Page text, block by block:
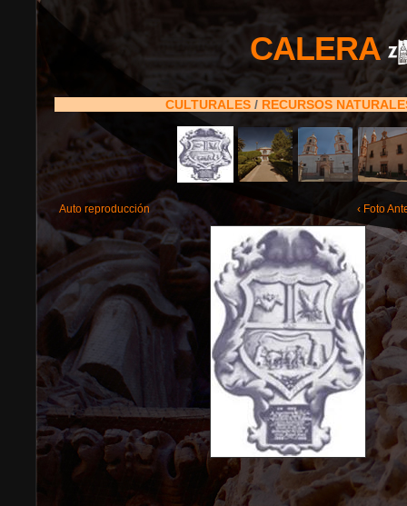
CALERA
CULTURALES / RECURSOS
Auto reproducción ‹ Foto